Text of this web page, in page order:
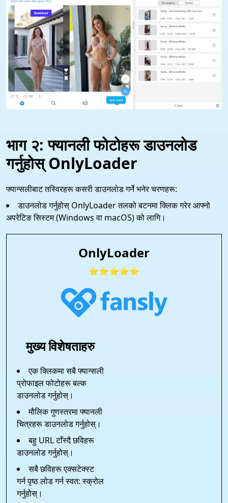
भाग २: फ्यानली फोटोहरू डाउनलोड
गर्नुहोस् OnlyLoader
फ्यान्सलीबाट तस्विरहरू कसरी डाउनलोड गर्ने भनेर चरणहरू:
डाउनलोड गर्नुहोस् OnlyLoader तलको बटनमा क्लिक गरेर आफ्नो
अपरेटिङ सिस्टम (Windows वा macOS) को लागि।
OnlyLoader
⭐⭐⭐⭐⭐
मुख्य विशेषताहरु
एक क्लिकमा सबै फ्यान्सली
प्रोफाइल फोटोहरू बल्क
डाउनलोड गर्नुहोस्।
मौलिक गुणस्तरमा फ्यानली
चित्रहरू डाउनलोड गर्नुहोस्।
बहु URL टाँस्दै छविहरू
डाउनलोड गर्नुहोस्।
सबै छविहरू एक्सटेक्स्ट
गर्न पृष्ठ लोड गर्न स्वत: स्क्रोल
गर्नुहोस्।